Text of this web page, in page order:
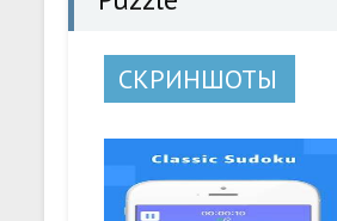
СКРИНШОТЫ